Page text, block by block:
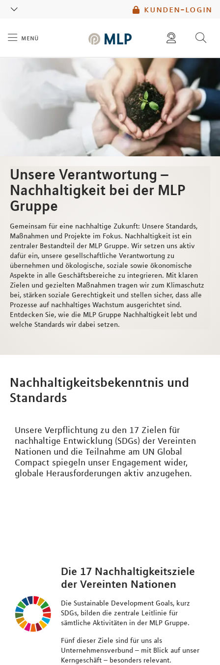
kunden-login
menü
diese website durchsuchen
mlp berater finden
Unsere Verantwortung –
Nachhaltigkeit bei der MLP
Gruppe
Gemeinsam für eine nachhaltige Zukunft: Unsere Standards,
Maßnahmen und Projekte im Fokus. Nachhaltigkeit ist ein
zentraler Bestandteil der MLP Gruppe. Wir setzen uns aktiv
dafür ein, unsere gesellschaftliche Verantwortung zu
übernehmen und ökologische, soziale sowie ökonomische
Aspekte in alle Geschäftsbereiche zu integrieren. Mit klaren
Zielen und gezielten Maßnahmen tragen wir zum Klimaschutz
bei, stärken soziale Gerechtigkeit und stellen sicher, dass alle
Prozesse auf nachhaltiges Wachstum ausgerichtet sind.
Entdecken Sie, wie die MLP Gruppe Nachhaltigkeit lebt und
welche Standards wir dabei setzen.
Nachhaltigkeitsbekenntnis und
Standards
Unsere Verpflichtung zu den 17 Zielen für
nachhaltige Entwicklung (SDGs) der Vereinten
Nationen und die Teilnahme am UN Global
Compact spiegeln unser Engagement wider,
globale Herausforderungen aktiv anzugehen.
Die 17 Nachhaltigkeitsziele
der Vereinten Nationen
Die Sustainable Development Goals, kurz
SDGs, bilden die zentrale Leitlinie für
sämtliche Aktivitäten in der MLP Gruppe.
Fünf dieser Ziele sind für uns als
Unternehmensverbund – mit Blick auf unser
Kerngeschäft – besonders relevant.